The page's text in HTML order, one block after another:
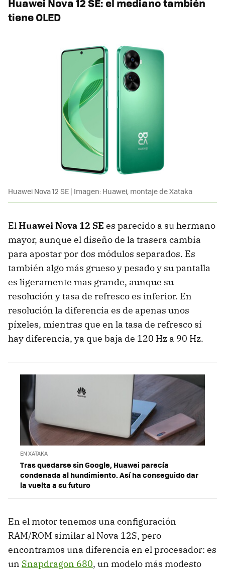
tiene OLED
Huawei Nova 12 SE | Imagen: Huawei, montaje de Xataka
ElHuawei Nova 12 SE es parecido a su hermano
mayor, aunque el diseño de la trasera cambia
para apostar por dos módulos separados. Es
también algo más grueso y pesado y su pantalla
es ligeramente mas grande, aunque su
resolución y tasa de refresco es inferior. En
resolución la diferencia es de apenas unos
píxeles, mientras que en la tasa de refresco sí
hay diferencia, ya que baja de 120 Hz a 90 Hz.
EN XATAKA
Tras quedarse sin Google, Huawei parecía
condenada al hundimiento. Así ha conseguido dar
la vuelta a su futuro
En el motor tenemos una configuración
RAM/ROM similar al Nova 12S, pero
encontramos una diferencia en el procesador: es
un Snapdragon 680, un modelo más modesto